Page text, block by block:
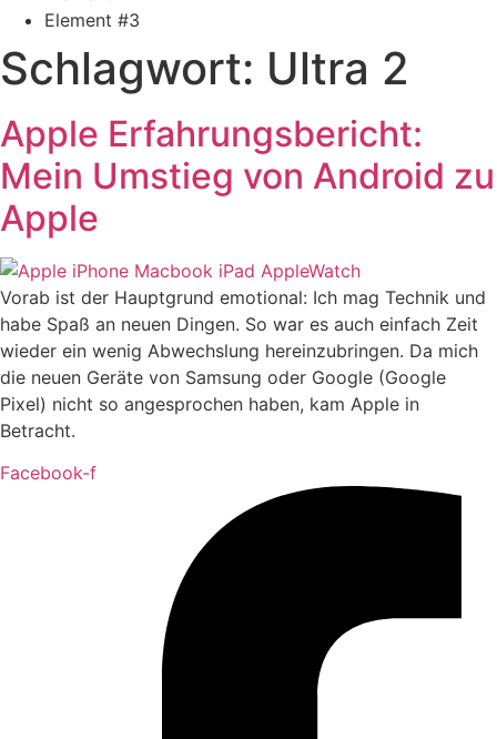
Element #3
Schlagwort: Ultra 2
Apple Erfahrungsbericht:
Mein Umstieg von Android zu
Apple
Vorab ist der Hauptgrund emotional: Ich mag Technik und
habe Spaß an neuen Dingen. So war es auch einfach Zeit
wieder ein wenig Abwechslung hereinzubringen. Da mich
die neuen Geräte von Samsung oder Google (Google
Pixel) nicht so angesprochen haben, kam Apple in
Betracht.
Facebook-f